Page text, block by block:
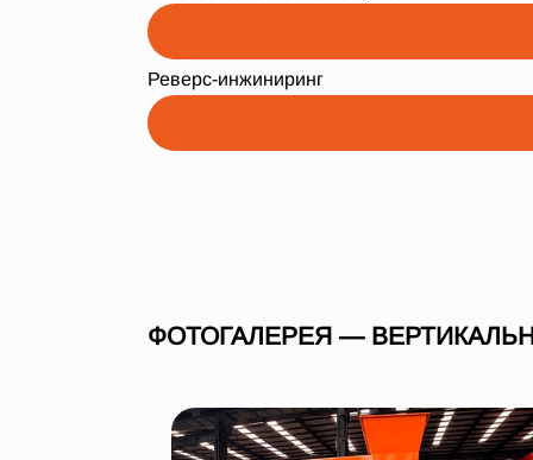
Реверс-инжиниринг
ФОТОГАЛЕРЕЯ —